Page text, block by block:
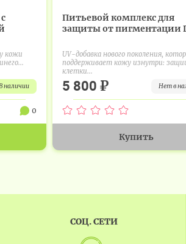
кожи
в наличии
0
Питьевой комплекс для
защиты от пигментации
UV-добавка нового поколения,
поддерживает кожу изнутри:
клетки...
5 800 ₽ нет в
Купить
СОЦ. СЕТИ